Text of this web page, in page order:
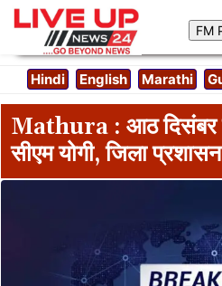
Hindi English Marathi
Mathura : आठ दिसंबर
सीएम योगी, जिला